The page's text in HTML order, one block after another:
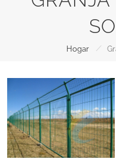
Hogar /